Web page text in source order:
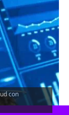
con